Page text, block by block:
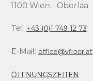
1100 Wien - Oberlaa
Tel: +43 (0)1 749 12 73
E-Mail: office@vfloor.at
ÖFFNUNGSZEITEN